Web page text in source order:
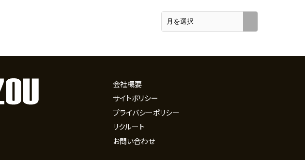
会社概要
サイトポリシー
プライバシーポリシー
リクルート
お問い合わせ